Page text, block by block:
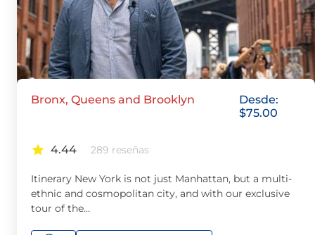
Bronx, Queens and Brooklyn
Desde:
$75.00
4.44 289 reseñas
Itinerary New York is not just Manhattan, but a multi-
ethnic and cosmopolitan city, and with our exclusive
tour of the…